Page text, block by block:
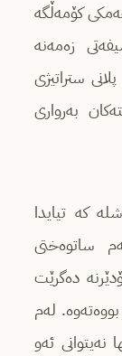
كۆمەڵگە
زەمەنە
ستراتیژی
بەرواری
كە تیایدا
ساتوەختی
دەگرێت
لەم
ئەو